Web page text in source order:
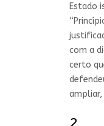
Estado
com a
certo